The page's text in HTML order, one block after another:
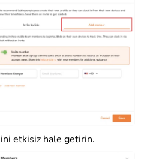
etkisiz hale getirin.